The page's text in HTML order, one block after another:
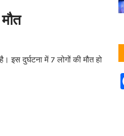
इस दुर्घटना में 7 लोगों की मौत हो